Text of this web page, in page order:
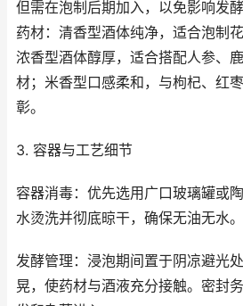
但需在泡制后期加入，以免影响发
药材：清香型酒体纯净，适合泡制
浓香型酒体醇厚，适合搭配人参、
材；米香型口感柔和，与枸杞、红
彰。
3. 容器与工艺细节
容器消毒：优先选用广口玻璃罐或
水烫洗并彻底晾干，确保无油无水。
发酵管理：浸泡期间置于阴凉避光
晃，使药材与酒液充分接触。密封